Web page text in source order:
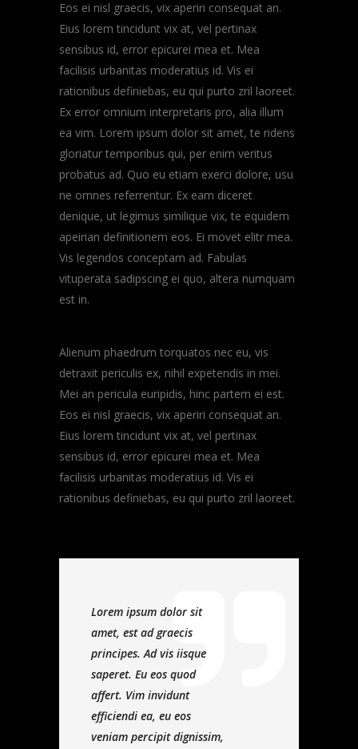
Eos ei nisl graecis, vix aperiri consequat an.
Eius lorem tincidunt vix at, vel pertinax
sensibus id, error epicurei mea et. Mea
facilisis urbanitas moderatius id. Vis ei
rationibus definiebas, eu qui purto zril laoreet.
Ex error omnium interpretaris pro, alia illum
ea vim. Lorem ipsum dolor sit amet, te ridens
gloriatur temporibus qui, per enim veritus
probatus ad. Quo eu etiam exerci dolore, usu
ne omnes referrentur. Ex eam diceret
denique, ut legimus similique vix, te equidem
apeirian definitionem eos. Ei movet elitr mea.
Vis legendos conceptam ad. Fabulas
vituperata sadipscing ei quo, altera numquam
est in.
Alienum phaedrum torquatos nec eu, vis
detraxit periculis ex, nihil expetendis in mei.
Mei an pericula euripidis, hinc partem ei est.
Eos ei nisl graecis, vix aperiri consequat an.
Eius lorem tincidunt vix at, vel pertinax
sensibus id, error epicurei mea et. Mea
facilisis urbanitas moderatius id. Vis ei
rationibus definiebas, eu qui purto zril laoreet.
Lorem ipsum dolor sit
amet, est ad graecis
principes. Ad vis iisque
saperet. Eu eos quod
affert. Vim invidunt
efficiendi ea, eu eos
veniam percipit dignissim,